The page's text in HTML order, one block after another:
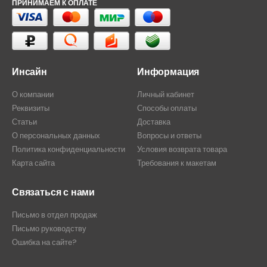
ПРИНИМАЕМ К ОПЛАТЕ
Инсайн
О компании
Реквизиты
Статьи
О персональных данных
Политика конфиденциальности
Карта сайта
Информация
Личный кабинет
Способы оплаты
Доставка
Вопросы и ответы
Условия возврата товара
Требования к макетам
Связаться с нами
Письмо в отдел продаж
Письмо руководству
Ошибка на сайте?